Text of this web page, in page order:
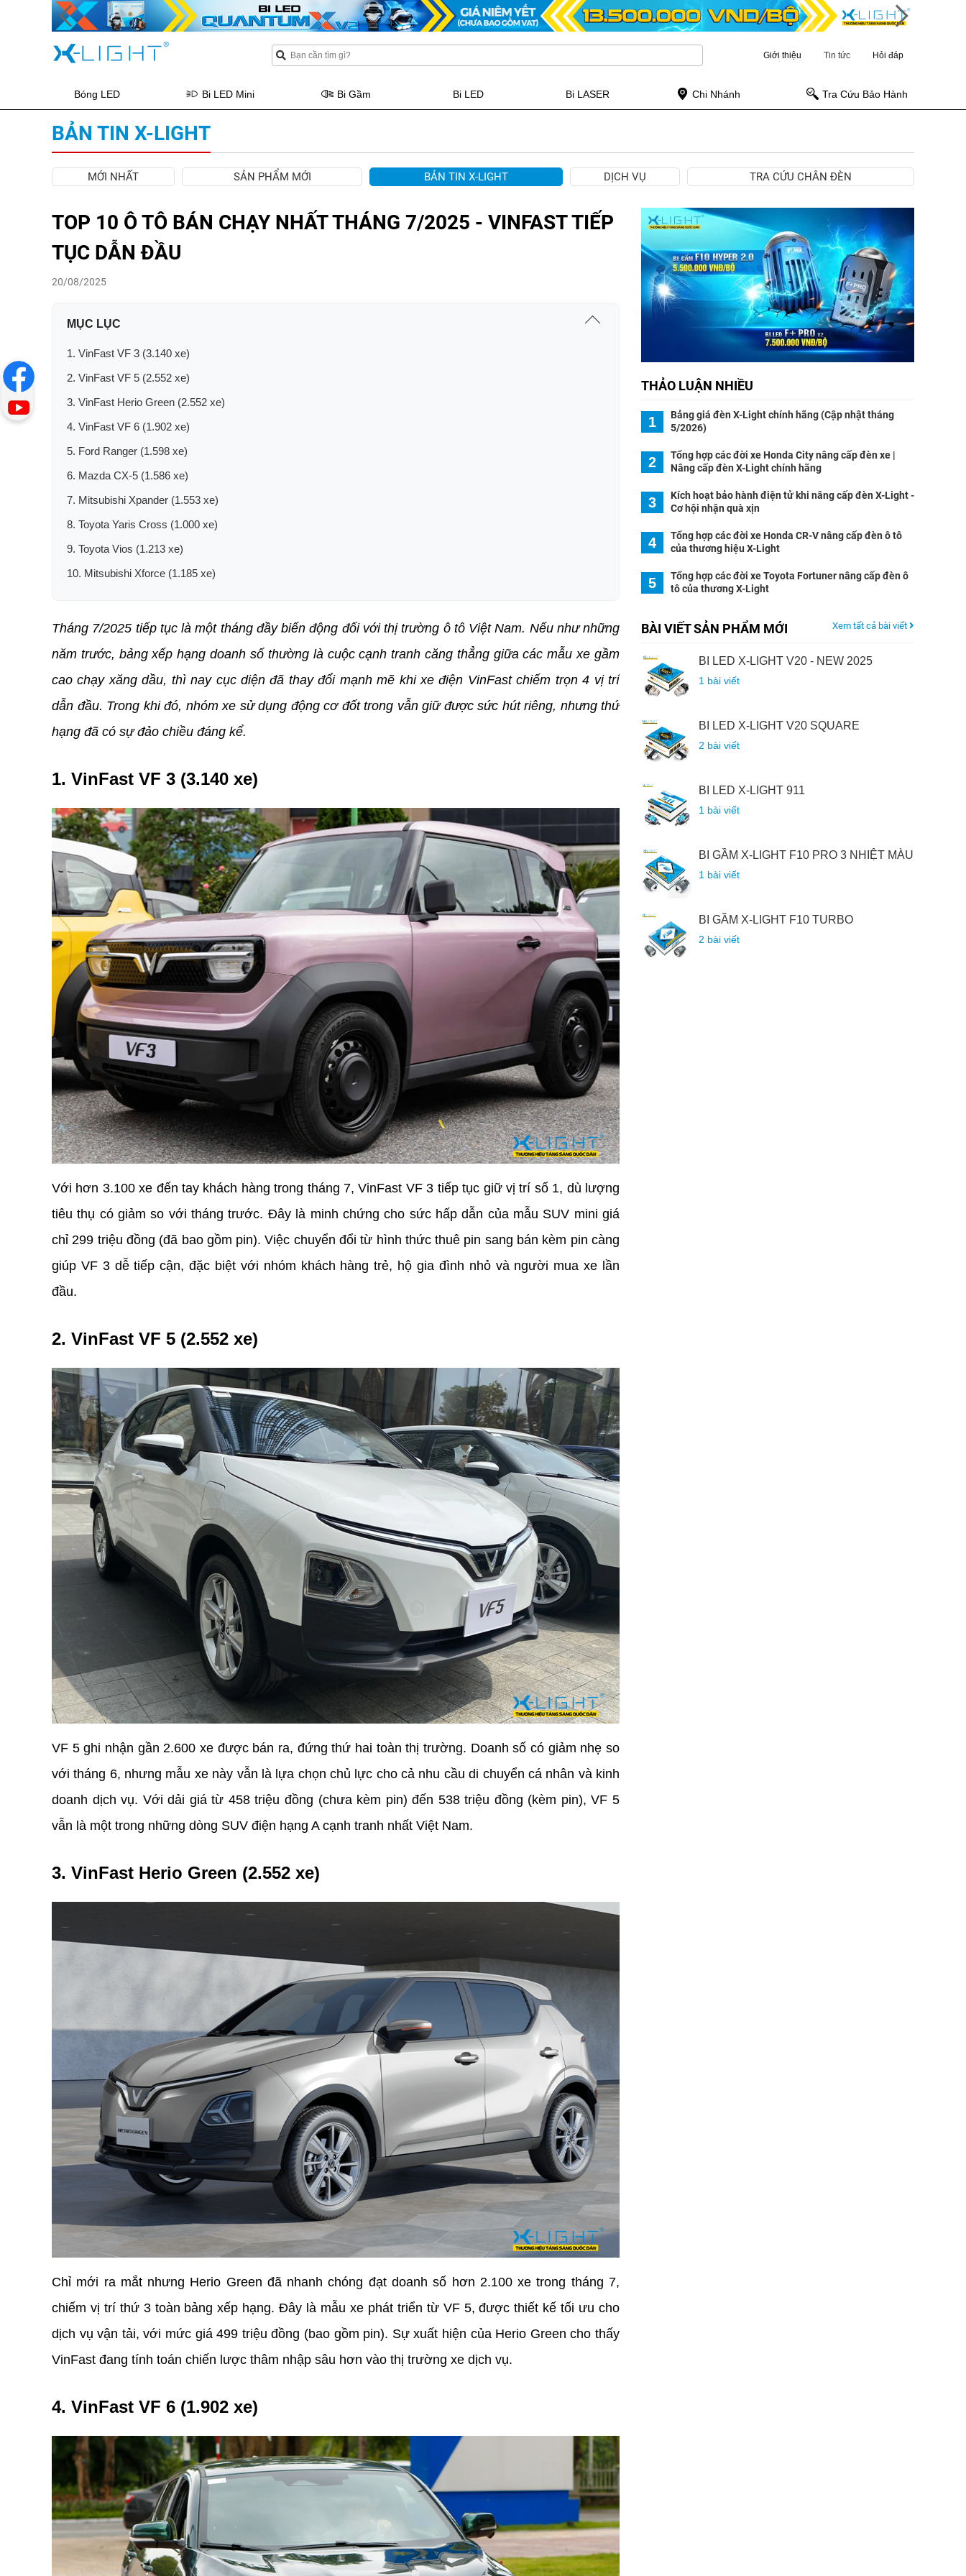
Giới thiệu Tin tức Hỏi đáp
Bóng LED Bi LED Mini Bi Gầm Bi LED Bi LASER Chi Nhánh Tra Cứu Bảo Hành
BẢN TIN X-LIGHT
MỚI NHẤT SẢN PHẨM MỚI BẢN TIN X-LIGHT DỊCH VỤ TRA CỨU CHÂN ĐÈN
TOP 10 Ô TÔ BÁN CHẠY NHẤT THÁNG 7/2025 - VINFAST TIẾP
TỤC DẪN ĐẦU
20/08/2025
MỤC LỤC
1. VinFast VF 3 (3.140 xe)
2. VinFast VF 5 (2.552 xe)
3. VinFast Herio Green (2.552 xe)
4. VinFast VF 6 (1.902 xe)
5. Ford Ranger (1.598 xe)
6. Mazda CX-5 (1.586 xe)
7. Mitsubishi Xpander (1.553 xe)
8. Toyota Yaris Cross (1.000 xe)
9. Toyota Vios (1.213 xe)
10. Mitsubishi Xforce (1.185 xe)
Tháng 7/2025 tiếp tục là một tháng đầy biến động đối với thị trường ô tô Việt Nam. Nếu như những
năm trước, bảng xếp hạng doanh số thường là cuộc cạnh tranh căng thẳng giữa các mẫu xe gầm
cao chạy xăng dầu, thì nay cục diện đã thay đổi mạnh mẽ khi xe điện VinFast chiếm trọn 4 vị trí
dẫn đầu. Trong khi đó, nhóm xe sử dụng động cơ đốt trong vẫn giữ được sức hút riêng, nhưng thứ
hạng đã có sự đảo chiều đáng kể.
1. VinFast VF 3 (3.140 xe)
Với hơn 3.100 xe đến tay khách hàng trong tháng 7, VinFast VF 3 tiếp tục giữ vị trí số 1, dù lượng
tiêu thụ có giảm so với tháng trước. Đây là minh chứng cho sức hấp dẫn của mẫu SUV mini giá
chỉ 299 triệu đồng (đã bao gồm pin). Việc chuyển đổi từ hình thức thuê pin sang bán kèm pin càng
giúp VF 3 dễ tiếp cận, đặc biệt với nhóm khách hàng trẻ, hộ gia đình nhỏ và người mua xe lần
đầu.
2. VinFast VF 5 (2.552 xe)
VF 5 ghi nhận gần 2.600 xe được bán ra, đứng thứ hai toàn thị trường. Doanh số có giảm nhẹ so
với tháng 6, nhưng mẫu xe này vẫn là lựa chọn chủ lực cho cả nhu cầu di chuyển cá nhân và kinh
doanh dịch vụ. Với dải giá từ 458 triệu đồng (chưa kèm pin) đến 538 triệu đồng (kèm pin), VF 5
vẫn là một trong những dòng SUV điện hạng A cạnh tranh nhất Việt Nam.
3. VinFast Herio Green (2.552 xe)
Chỉ mới ra mắt nhưng Herio Green đã nhanh chóng đạt doanh số hơn 2.100 xe trong tháng 7,
chiếm vị trí thứ 3 toàn bảng xếp hạng. Đây là mẫu xe phát triển từ VF 5, được thiết kế tối ưu cho
dịch vụ vận tải, với mức giá 499 triệu đồng (bao gồm pin). Sự xuất hiện của Herio Green cho thấy
VinFast đang tính toán chiến lược thâm nhập sâu hơn vào thị trường xe dịch vụ.
4. VinFast VF 6 (1.902 xe)
THẢO LUẬN NHIỀU
1
Bảng giá đèn X-Light chính hãng (Cập nhật tháng
5/2026)
2
Tổng hợp các đời xe Honda City nâng cấp đèn xe |
Nâng cấp đèn X-Light chính hãng
3
Kích hoạt bảo hành điện tử khi nâng cấp đèn X-Light -
Cơ hội nhận quà xịn
4
Tổng hợp các đời xe Honda CR-V nâng cấp đèn ô tô
của thương hiệu X-Light
5
Tổng hợp các đời xe Toyota Fortuner nâng cấp đèn ô
tô của thương X-Light
BÀI VIẾT SẢN PHẨM MỚI Xem tất cả bài viết
BI LED X-LIGHT V20 - NEW 2025
1 bài viết
BI LED X-LIGHT V20 SQUARE
2 bài viết
BI LED X-LIGHT 911
1 bài viết
BI GẦM X-LIGHT F10 PRO 3 NHIỆT MÀU
1 bài viết
BI GẦM X-LIGHT F10 TURBO
2 bài viết